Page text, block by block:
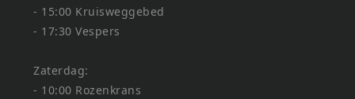
- 15:00 Kruisweggebed
- 17:30 Vespers
Zaterdag:
- 10:00 Rozenkrans